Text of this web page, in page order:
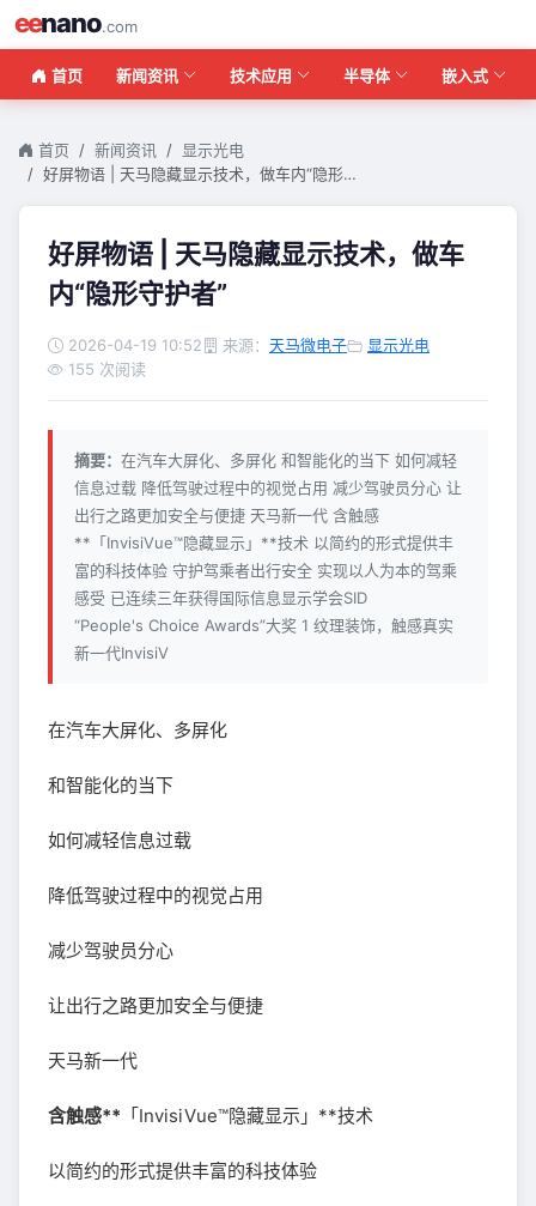
eenano.com
首页 新闻资讯 技术应用 半导体 嵌入式
首页 新闻资讯
显示光电
好屏物语 | 天马隐藏显示技术，做车内“隐形…
好屏物语 | 天马隐藏显示技术，做车
内“隐形守护者”
2026-04-19 10:52 来源： 天马微电子
显示光电
155 次阅读
摘要： 在汽车大屏化、多屏化 和智能化的当下 如何减轻
信息过载 降低驾驶过程中的视觉占用 减少驾驶员分心 让
出行之路更加安全与便捷 天马新一代 含触感
**「InvisiVue™隐藏显示」**技术 以简约的形式提供丰
富的科技体验 守护驾乘者出行安全 实现以人为本的驾乘
感受 已连续三年获得国际信息显示学会SID
“People's Choice Awards”大奖 1 纹理装饰，触感真实
新一代InvisiV
在汽车大屏化、多屏化
和智能化的当下
如何减轻信息过载
降低驾驶过程中的视觉占用
减少驾驶员分心
让出行之路更加安全与便捷
天马新一代
含触感** 「InvisiVue™隐藏显示」**技术
以简约的形式提供丰富的科技体验